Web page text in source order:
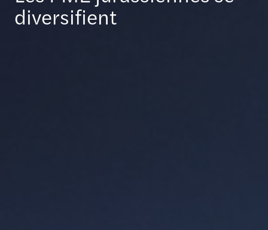
diversiﬁent